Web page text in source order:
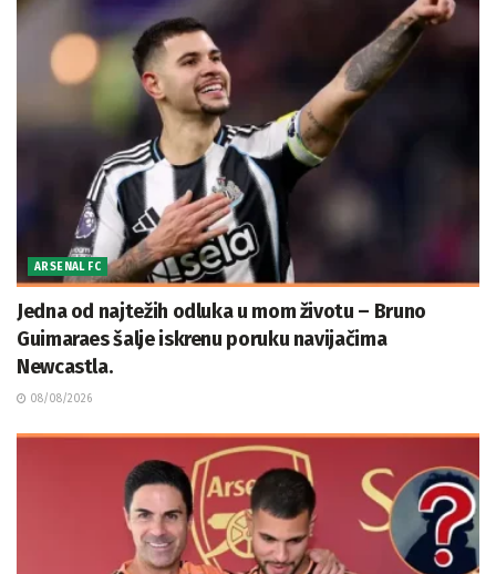
ARSENAL FC
Jedna od najtežih odluka u mom životu – Bruno
Guimaraes šalje iskrenu poruku navijačima
Newcastla.
08/08/2026